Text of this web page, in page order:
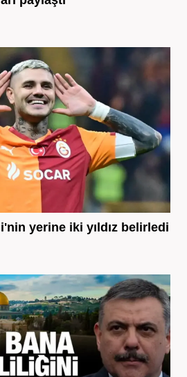
yerine iki yıldız belirledi